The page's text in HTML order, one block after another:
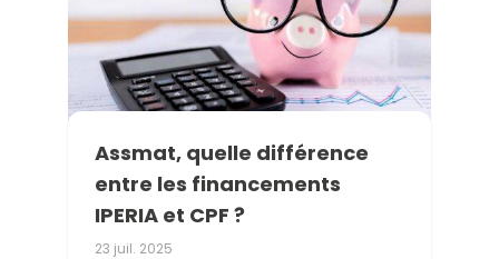
Assmat, quelle différence
entre les financements
IPERIA et CPF ?
23 juil. 2025